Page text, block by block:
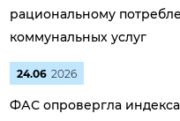
рациональному
коммунальных услуг
24.06 2026
ФАС опровергла